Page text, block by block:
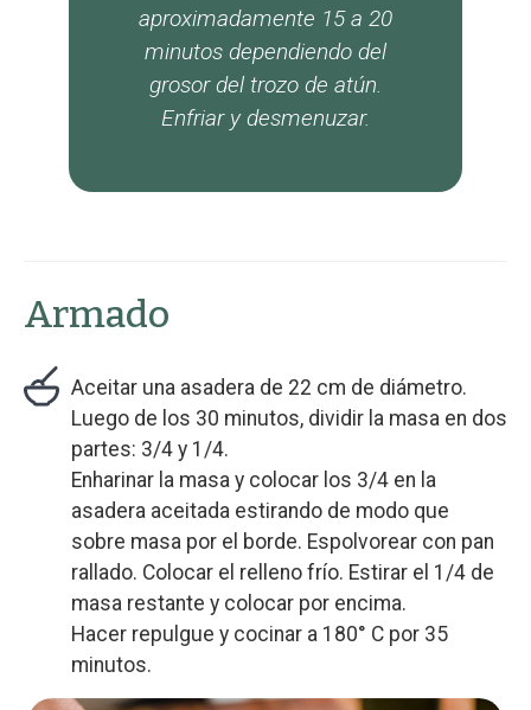
aproximadamente 15 a 20
minutos dependiendo del
grosor del trozo de atún.
Enfriar y desmenuzar.
Armado
Aceitar una asadera de 22 cm de diámetro.
Luego de los 30 minutos, dividir la masa en dos
partes: 3/4 y 1/4.
Enharinar la masa y colocar los 3/4 en la
asadera aceitada estirando de modo que
sobre masa por el borde. Espolvorear con pan
rallado. Colocar el relleno frío. Estirar el 1/4 de
masa restante y colocar por encima.
Hacer repulgue y cocinar a 180° C por 35
minutos.